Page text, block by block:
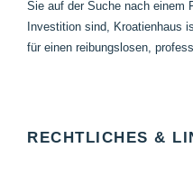
Sie auf der Suche nach einem
Investition sind, Kroatienhaus
für einen reibungslosen,
RECHTLICHES &